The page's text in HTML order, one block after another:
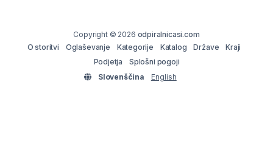
Copyright © 2026 odpiralnicasi.com
O storitvi
Oglaševanje Kategorije Katalog Države
Kraji
Podjetja
Splošni pogoji
Slovenščina
English